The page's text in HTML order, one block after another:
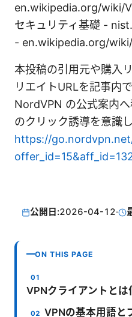
en.wikipedia.org/wiki/
セキュリティ基礎 -
- en.wikipedia.org/
本投稿の引用元や購入
リエイトURLを記事内
NordVPN の公式案内
のクリック誘導を意識
https://
公開日:2026-04-12·
ON THIS PAGE
VPNクライアントと
VPNの基本用語と